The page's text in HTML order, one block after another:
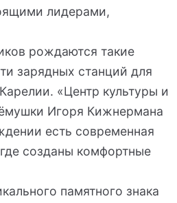
лидерами,
рождаются такие
зарядных станций для
«Центр культуры и
Игоря Кижнермана
есть современная
созданы комфортные
памятного знака